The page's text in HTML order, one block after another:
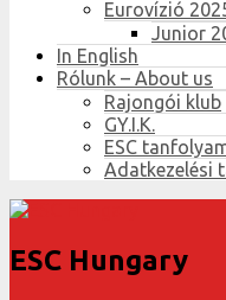
Eurovízió
Junior
In English
Rólunk – About us
Rajongói klub
GY.I.K.
ESC
Adatkezelési
ESC Hungary